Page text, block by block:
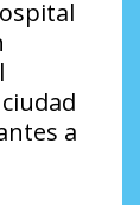
a